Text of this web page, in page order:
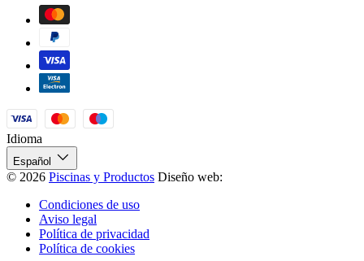
Idioma
Español
© 2026 Piscinas y Productos Diseño web:
Condiciones de uso
Aviso legal
Política de privacidad
Política de cookies